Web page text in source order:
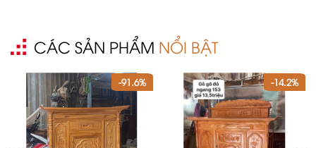
CÁC SẢN PHẨM NỔI BẬT
-91.6% -14.2%